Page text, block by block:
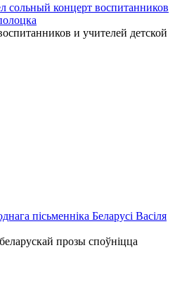
сольный концерт воспитанников
и учителей детской
пісьменніка Беларусі Васіля
прозы споўніцца